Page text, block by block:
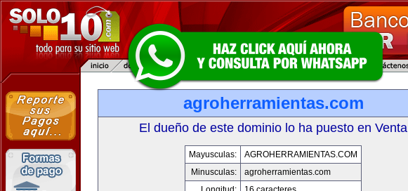
agroherramientas.com
El dueño de este dominio lo ha puesto en Venta
Mayusculas:
AGROHERRAMIENTAS.COM
Minusculas:
agroherramientas.com